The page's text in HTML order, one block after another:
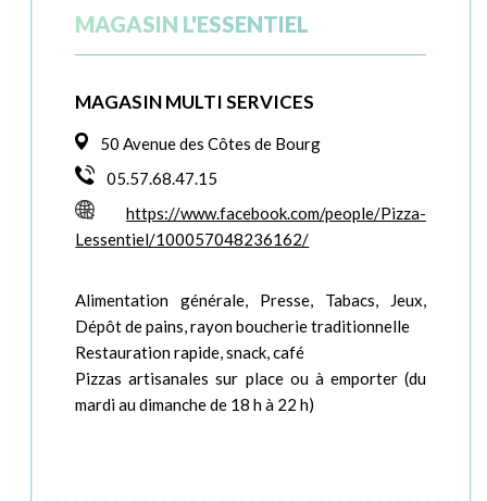
MAGASIN L'ESSENTIEL
MAGASIN MULTI SERVICES
50 Avenue des Côtes de Bourg
05.57.68.47.15
https://www.facebook.com/people/Pizza-
Lessentiel/100057048236162/
Alimentation générale, Presse, Tabacs, Jeux,
Dépôt de pains, rayon boucherie traditionnelle
Restauration rapide, snack, café
Pizzas artisanales sur place ou à emporter (du
mardi au dimanche de 18 h à 22 h)